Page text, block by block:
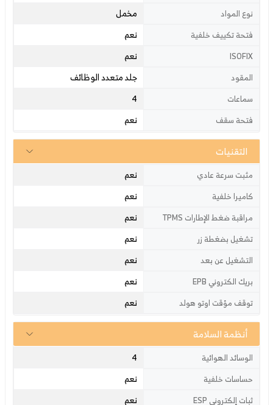
نوع المواد مخمل
فتحة تكييف خلفية نعم
ISOFIX نعم
المقود جلد متعدد الوظائف
سماعات 4
فتحة سقف نعم
التقنيات
مثبت سرعة عادي نعم
كاميرا خلفية نعم
مراقبة ضغط الإطارات TPMS نعم
تشغيل بضغطة زر نعم
التشغيل عن بعد نعم
بريك الكتروني EPB نعم
توقف مؤقت اوتو هولد نعم
أنظمة السلامة
الوسائد الهوائية 4
حساسات خلفية نعم
ثبات إلكتروني ESP نعم